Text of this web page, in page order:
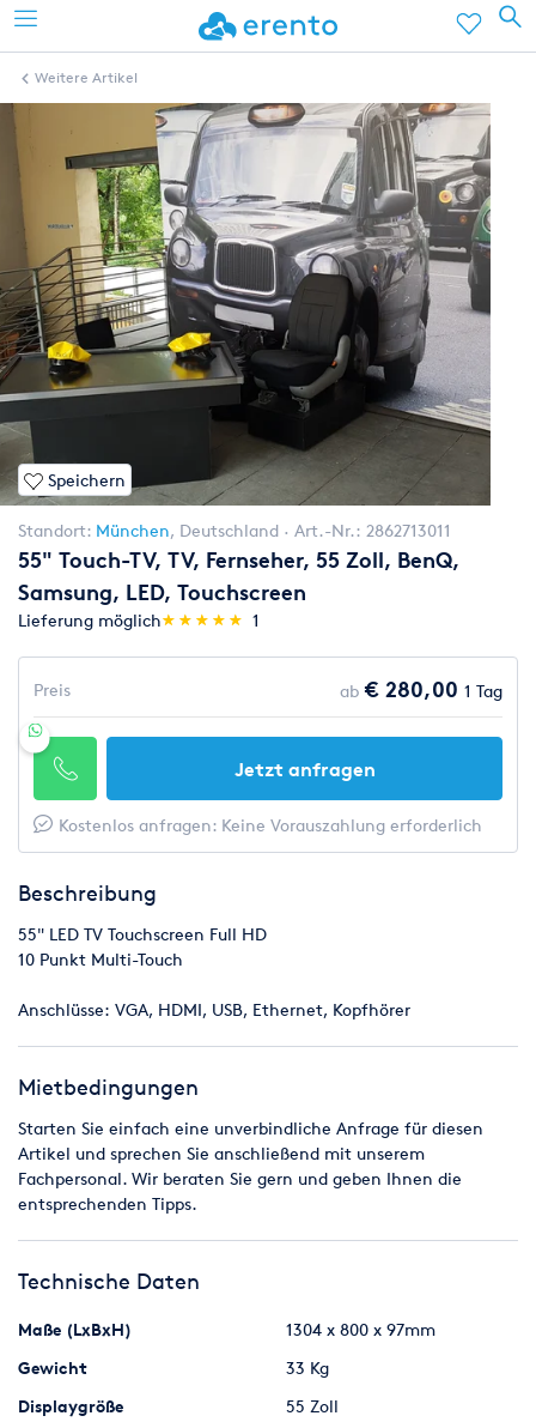
Weitere Artikel
Speichern
Standort: München, Deutschland Art.-Nr.: 2862713011
55" Touch-TV, TV, Fernseher, 55 Zoll, BenQ,
Samsung, LED, Touchscreen
Lieferung möglich(*)
★
★
(*)★
★
(*) ★
★
(*) ★
★
(*) ★
★ 1
Preis ab € 280,00 1 Tag
Jetzt anfragen
Kostenlos anfragen: Keine Vorauszahlung erforderlich
Beschreibung
55" LED TV Touchscreen Full HD
10 Punkt Multi-Touch
Anschlüsse: VGA, HDMI, USB, Ethernet, Kopfhörer
Mietbedingungen
Starten Sie einfach eine unverbindliche Anfrage für diesen
Artikel und sprechen Sie anschließend mit unserem
Fachpersonal. Wir beraten Sie gern und geben Ihnen die
entsprechenden Tipps.
Technische Daten
Maße (LxBxH)
1304 x 800 x 97mm
Gewicht
33 Kg
Displaygröße
55 Zoll